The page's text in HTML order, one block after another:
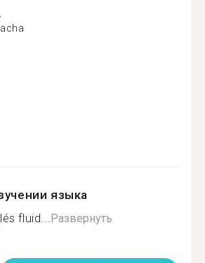
языка
fluid... Развернуть